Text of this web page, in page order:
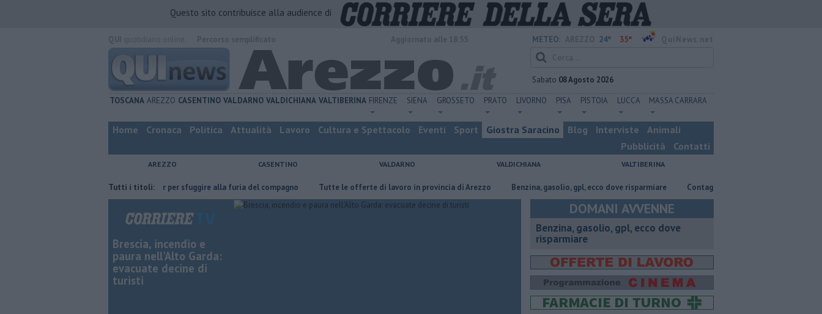
Questo sito contribuisce alla audience di
METEO: 24° 35°
Sabato 08 Agosto 2026
TOSCANA AREZZO CASENTINO VALDARNO VALDICHIANA VALTIBERINA FIRENZE SIENA GROSSETO PRATO LIVORNO PISA PISTOIA LUCCA MASSA CARRARA
Home Cronaca Politica Attualità Lavoro Cultura e Spettacolo Eventi Sport Giostra Saracino Blog Interviste
Animali
Pubblicità
Contatti
AREZZO CASENTINO VALDARNO VALDICHIANA VALTIBERINA
Tutti i titoli:
Nascosta in un bar per sfuggire alla furia del compagno ​Tutte le offerte di lavoro in provincia di Arezzo ​Benzina, gasolio, gpl, ecco dove risparmiare Contagiata da legionella, non ce l'ha fatta
Brescia, incendio e
paura nell'Alto Garda:
evacuate decine di
turisti
DOMANI AVVENNE
​Benzina, gasolio, gpl, ecco dove
risparmiare